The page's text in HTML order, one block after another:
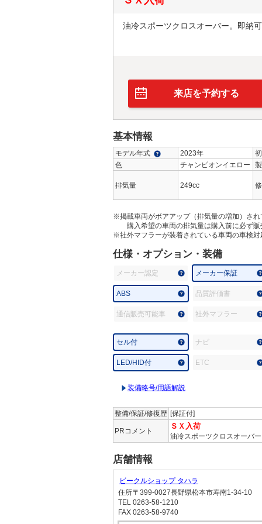
油冷スポーツクロスオーバー。即納
来店を予約する
基本情報
モデル年式 2023年
色
チャンピオンイエロー
排気量 249cc
※掲載車両がボアアップ（排気量の増加）さ
購入希望の車両の排気量は購入前に必ず販
※社外マフラーが装着されている車両の車検
仕様・オプション・装備
メーカー認定 メーカー保証
ABS 品質評価書
通信販売可能車 社外マフラー
セル付 ナビ
LED/HID付 ETC
装備略号/用語解説
整備/保証/修復歴 [保証付]
PRコメント
ＳＸ入荷
油冷スポーツクロスオーバ
店舗情報
ビークルショップ タハラ
住所〒399-0027長野県松本市寿南1-34-10
TEL 0263-58-1210
FAX 0263-58-9740